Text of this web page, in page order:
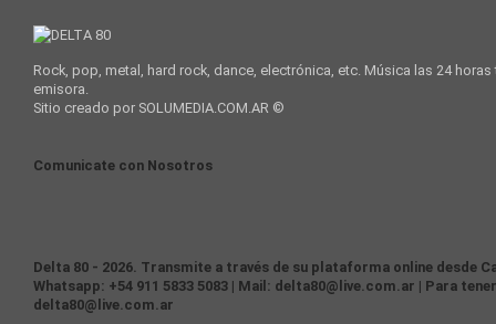
Rock, pop, metal, hard rock, dance, electrónica, etc. Música las 24
emisora.
Sitio creado por SOLUMEDIA.COM.AR ©
Comunicate con Nosotros
Delta 80 - 2026. Transmite a través de su plataforma online desde
Whatsapp: +54 911 5833 5083 | Mail: delta80@live.com.ar | Para
delta80@live.com.ar